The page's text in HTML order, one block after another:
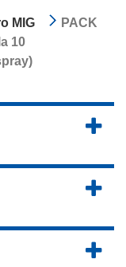
MIG
PACK
10